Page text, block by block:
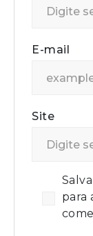
E-mail
Site
para